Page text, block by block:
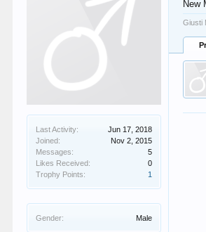
Last Activity:
Jun 17, 2018
Joined:
Nov 2, 2015
Messages:
5
Likes Received:
0
Trophy Points:
1
Gender: Male
New
Giusti